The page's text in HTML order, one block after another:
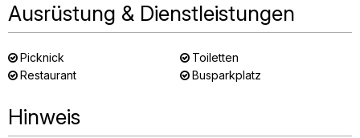
Ausrüstung & Dienstleistungen
Picknick
Toiletten
Restaurant
Busparkplatz
Hinweis